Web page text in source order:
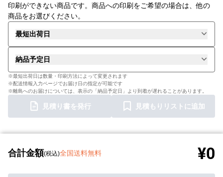
印刷ができない商品です。商品への印刷をご希望の場合は、他の
商品をお選びください。
最短出荷日
納品予定日
※最短出荷日は数量・印刷方法によって変更されます
※配送情報入力ページでお届け日の指定が可能です
※離島へのお届けについては、表示の「納品予定日」より到着が遅れることがあります。
見積り書を発行 見積もりリストに追加
合計金額(税込)全国送料無料 ¥0